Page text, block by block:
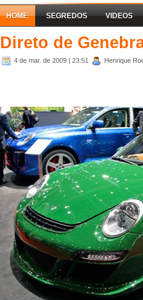
HOME SEGREDOS VIDEOS
Direto de
4 de mar. de 2009 | 23:51 Henrique